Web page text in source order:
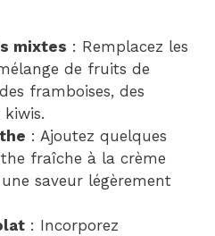
mixtes : Remplacez les
de fruits de
framboises, des
: Ajoutez quelques
fraîche à la crème
saveur légèrement
: Incorporez